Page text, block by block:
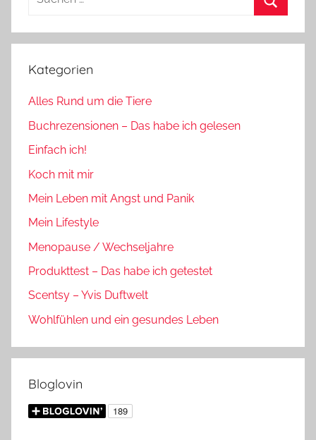
Kategorien
Alles Rund um die Tiere
Buchrezensionen – Das habe ich gelesen
Einfach ich!
Koch mit mir
Mein Leben mit Angst und Panik
Mein Lifestyle
Menopause / Wechseljahre
Produkttest – Das habe ich getestet
Scentsy – Yvis Duftwelt
Wohlfühlen und ein gesundes Leben
Bloglovin